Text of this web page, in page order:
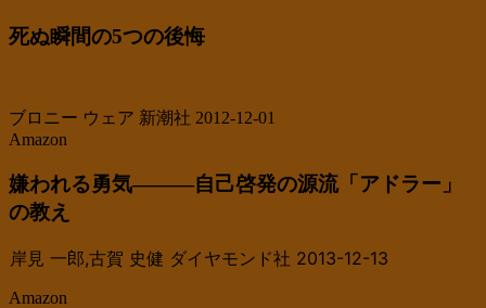
死ぬ瞬間の5つの後悔
ブロニー ウェア 新潮社 2012-12-01
Amazon
嫌われる勇気―――自己啓発の源流「アドラー」
の教え
岸見 一郎,古賀 史健 ダイヤモンド社 2013-12-13
Amazon